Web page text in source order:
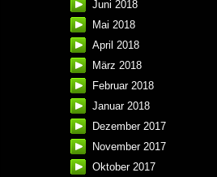
Juni 2018
Mai 2018
April 2018
März 2018
Februar 2018
Januar 2018
Dezember 2017
November 2017
Oktober 2017